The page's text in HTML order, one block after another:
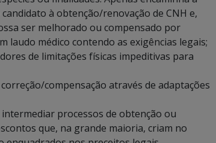
à obtenção/renovação de CNH e,
ser melhorado ou compensado por
laudo médico contendo as exigências legais;
de limitações físicas impeditivas para
compensação através de adaptações
processos de obtenção ou
que, na grande maioria, criam no